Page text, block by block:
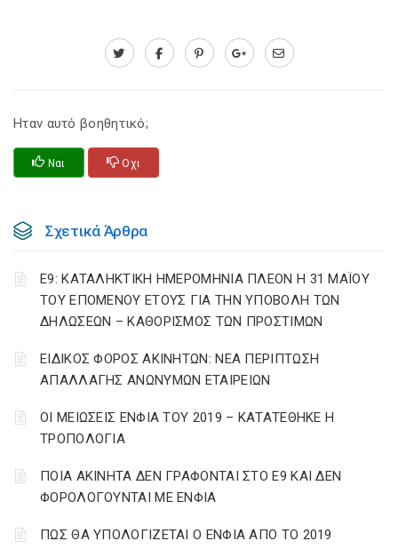
Ηταν αυτό βοηθητικό;
Ναι Οχι
Σχετικά Άρθρα
Ε9: ΚΑΤΑΛΗΚΤΙΚΗ ΗΜΕΡΟΜΗΝΙΑ ΠΛΕΟΝ Η 31 ΜΑΪΟΥ
ΤΟΥ ΕΠΟΜΕΝΟΥ ΕΤΟΥΣ ΓΙΑ ΤΗΝ ΥΠΟΒΟΛΗ ΤΩΝ
ΔΗΛΩΣΕΩΝ – ΚΑΘΟΡΙΣΜΟΣ ΤΩΝ ΠΡΟΣΤΙΜΩΝ
ΕΙΔΙΚΟΣ ΦΟΡΟΣ ΑΚΙΝΗΤΩΝ: ΝΕΑ ΠΕΡΙΠΤΩΣΗ
ΑΠΑΛΛΑΓΗΣ ΑΝΩΝΥΜΩΝ ΕΤΑΙΡΕΙΩΝ
ΟΙ ΜΕΙΩΣΕΙΣ ΕΝΦΙΑ ΤΟΥ 2019 – ΚΑΤΑΤΕΘΗΚΕ Η
ΤΡΟΠΟΛΟΓΙΑ
ΠΟΙΑ ΑΚΙΝΗΤΑ ΔΕΝ ΓΡΑΦΟΝΤΑΙ ΣΤΟ Ε9 ΚΑΙ ΔΕΝ
ΦΟΡΟΛΟΓΟΥΝΤΑΙ ΜΕ ΕΝΦΙΑ
ΠΩΣ ΘΑ ΥΠΟΛΟΓΙΖΕΤΑΙ Ο ΕΝΦΙΑ ΑΠΟ ΤΟ 2019